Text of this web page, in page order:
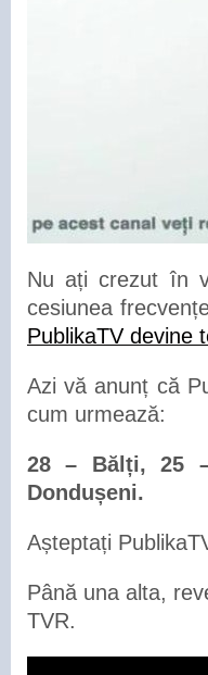
Nu ați crezut în
cesiunea
PublikaTV devine
Azi vă anunț că
cum urmează:
28 – Bălți, 25
Dondușeni.
Așteptați
Până una alta,
TVR.